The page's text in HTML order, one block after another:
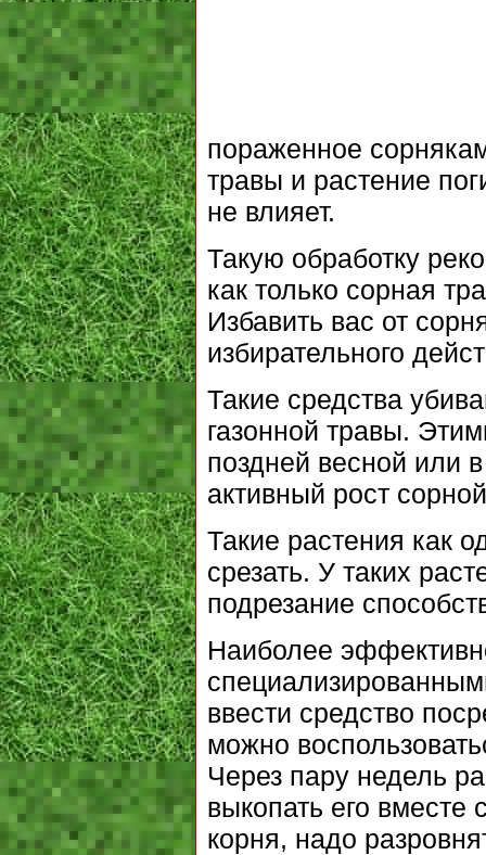
пораженное
травы и растение
не влияет.
Такую обработку
как только сорная
Избавить вас от
избирательного
Такие средства
газонной травы.
поздней весной или
активный рост
Такие растения как
срезать. У таких
подрезание
Наиболее
ввести средство
можно
Через пару недель
выкопать его вместе
корня, надо